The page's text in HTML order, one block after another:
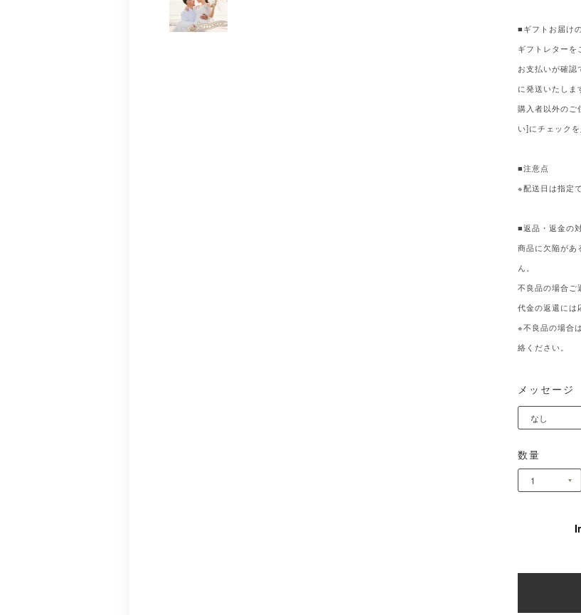
■ギフトお届け
ギフトレターを
お支払いが確
に発送いたしま
購入者以外のご
い]にチェック
■注意点
※配送日は指定
■返品・返金の
商品に欠陥があ
ん。
不良品の場合ご
代金の返還には
※不良品の場合
絡ください。
メッセージ
数量